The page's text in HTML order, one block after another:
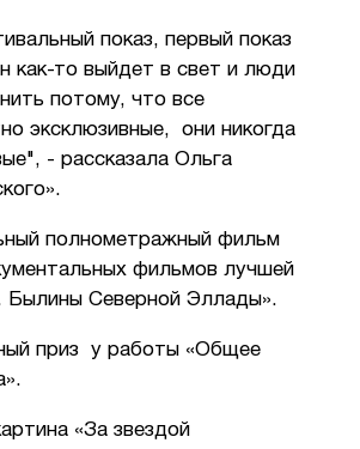
показ, первый показ
как-то выйдет в свет и люди
потому, что все
эксклюзивные, они никогда
- рассказала Ольга
полнометражный фильм
фильмов лучшей
Былины Северной Эллады».
приз у работы «Общее
«За звездой